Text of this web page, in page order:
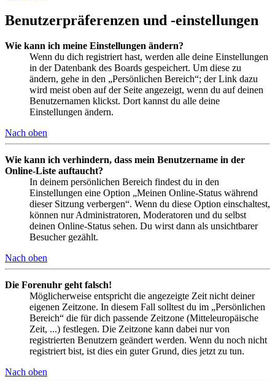
Benutzerpräferenzen und -einstellungen
Wie kann ich meine Einstellungen ändern?
Wenn du dich registriert hast, werden alle deine Einstellungen
in der Datenbank des Boards gespeichert. Um diese zu
ändern, gehe in den „Persönlichen Bereich“; der Link dazu
wird meist oben auf der Seite angezeigt, wenn du auf deinen
Benutzernamen klickst. Dort kannst du alle deine
Einstellungen ändern.
Nach oben
Wie kann ich verhindern, dass mein Benutzername in der
Online-Liste auftaucht?
In deinem persönlichen Bereich findest du in den
Einstellungen eine Option „Meinen Online-Status während
dieser Sitzung verbergen“. Wenn du diese Option einschaltest,
können nur Administratoren, Moderatoren und du selbst
deinen Online-Status sehen. Du wirst dann als unsichtbarer
Besucher gezählt.
Nach oben
Die Forenuhr geht falsch!
Möglicherweise entspricht die angezeigte Zeit nicht deiner
eigenen Zeitzone. In diesem Fall solltest du im „Persönlichen
Bereich“ die für dich passende Zeitzone (Mitteleuropäische
Zeit, ...) festlegen. Die Zeitzone kann dabei nur von
registrierten Benutzern geändert werden. Wenn du noch nicht
registriert bist, ist dies ein guter Grund, dies jetzt zu tun.
Nach oben